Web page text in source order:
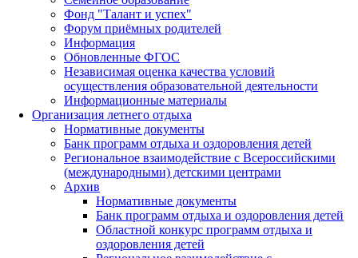
Фонд "Талант и успех"
Форум приёмных родителей
Информация
Обновленные ФГОС
Независимая оценка качества условий
осуществления образовательной деятельности
Информационные материалы
Организация летнего отдыха
Нормативные документы
Банк программ отдыха и оздоровления детей
Региональное взаимодействие с Всероссийскими
(международными) детскими центрами
Архив
Нормативные документы
Банк программ отдыха и оздоровления детей
Областной конкурс программ отдыха и
оздоровления детей